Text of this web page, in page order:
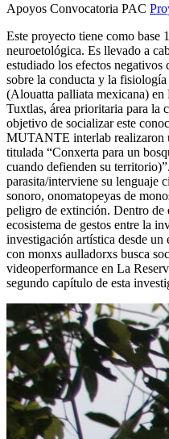
Apoyos Convocatoria PAC
Este proyecto tiene como base
neuroetológica. Es llevado a
estudiado los efectos negativos
sobre la conducta y la
(Alouatta palliata mexicana)
Tuxtlas, área prioritaria para la
objetivo de socializar este
MUTANTE interlab realizaron
titulada “Conxerta para un
cuando defienden su
parasita/interviene su lenguaje
sonoro, onomatopeyas de
peligro de extinción. Dentro de
ecosistema de gestos entre la
investigación artística desde
con monxs aulladorxs busca
videoperformance en La
segundo capítulo de esta